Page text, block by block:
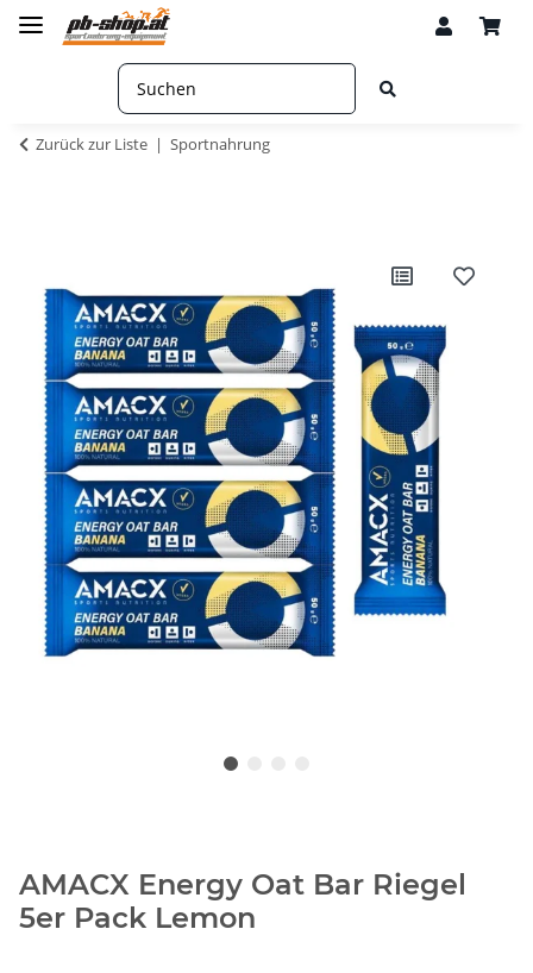
Zurück zur Liste Sportnahrung
AMACX Energy Oat Bar Riegel
5er Pack Lemon